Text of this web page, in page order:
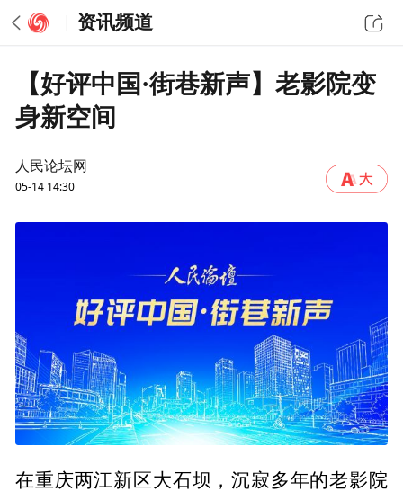
资讯频道
【好评中国·街巷新声】老影院变
身新空间
人民论坛网
05-14 14:30
在重庆两江新区大石坝，沉寂多年的老影院